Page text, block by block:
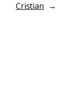
Cristian →